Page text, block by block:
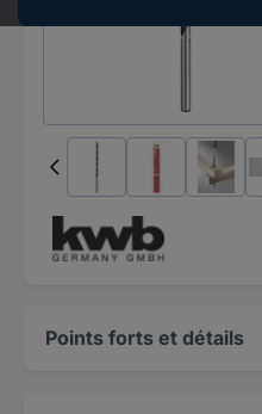
Points forts et détails